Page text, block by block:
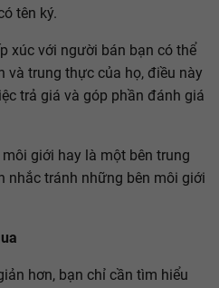
tên ký.
xúc với người bán bạn có thể
trung thực của họ, điều này
trả giá và góp phần đánh giá
giới hay là một bên trung
nhắc tránh những bên môi giới
hơn, bạn chỉ cần tìm hiểu